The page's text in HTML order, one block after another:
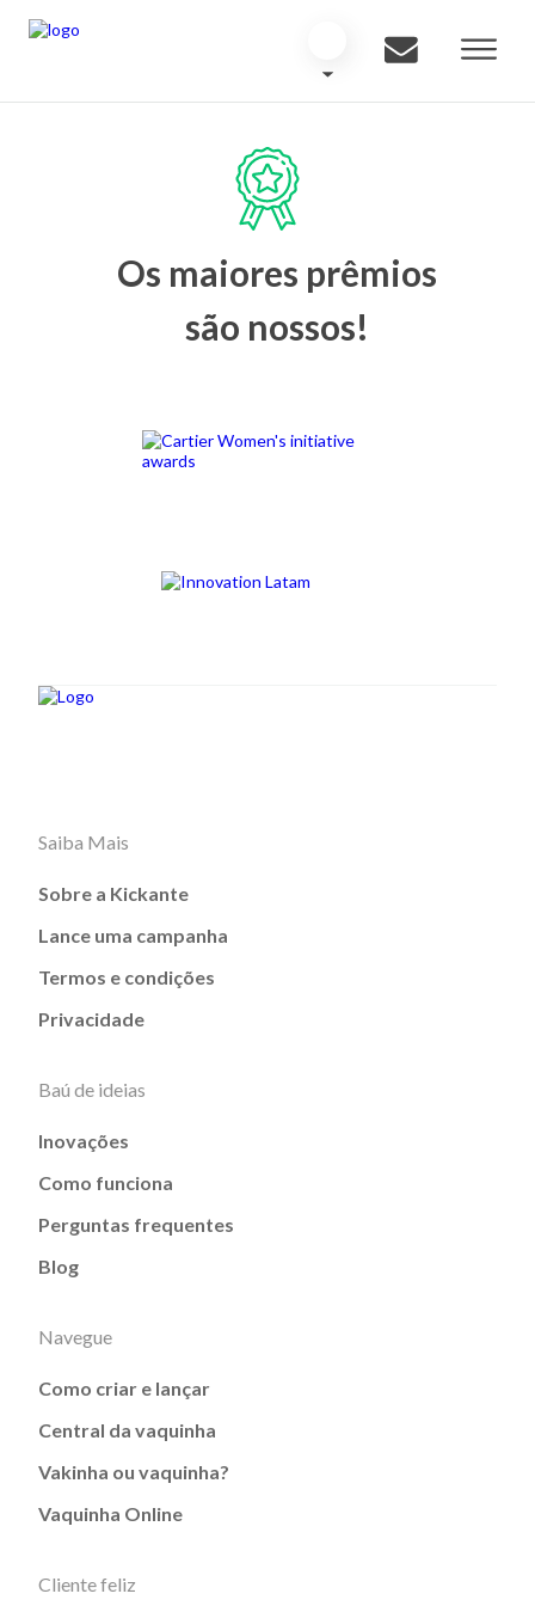
Os maiores prêmios
são nossos!
Saiba Mais
Sobre a Kickante
Lance uma campanha
Termos e condições
Privacidade
Baú de ideias
Inovações
Como funciona
Perguntas frequentes
Blog
Navegue
Como criar e lançar
Central da vaquinha
Vakinha ou vaquinha?
Vaquinha Online
Cliente feliz